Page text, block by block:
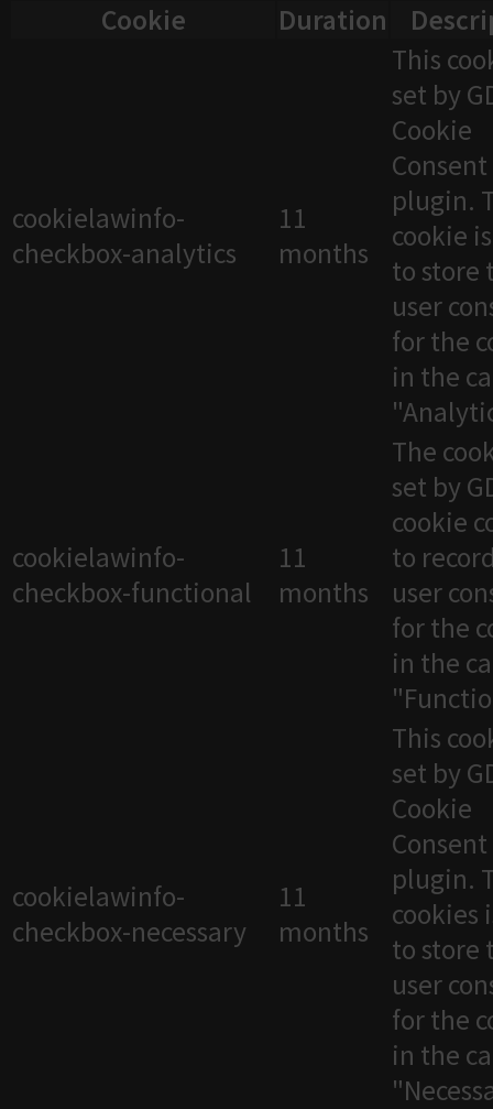
Cookie
Duration
cookielawinfo-
checkbox-analytics
11
months
This
set by
Cookie
Consent
plugin.
cookie
to store
user
for the
in the
cookielawinfo-
checkbox-functional
11
months
The
set by
cookie
to
user
for the
in the
cookielawinfo-
checkbox-necessary
11
months
This
set by
Cookie
Consent
plugin.
cookies
to store
user
for the
in the